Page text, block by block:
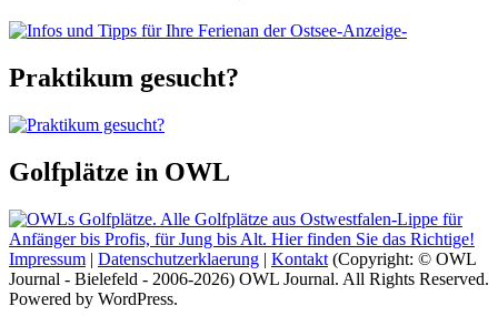
-Anzeige-
Praktikum gesucht?
Golfplätze in OWL
Impressum | Datenschutzerklaerung | Kontakt (Copyright: © OWL
Journal - Bielefeld - 2006-2026) OWL Journal. All Rights Reserved.
Powered by WordPress.